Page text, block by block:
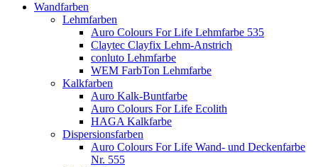
Wandfarben
Lehmfarben
Auro Colours For Life Lehmfarbe 535
Claytec Clayfix Lehm-Anstrich
conluto Lehmfarbe
WEM FarbTon Lehmfarbe
Kalkfarben
Auro Kalk-Buntfarbe
Auro Colours For Life Ecolith
HAGA Kalkfarbe
Dispersionsfarben
Auro Colours For Life Wand- und Deckenfarbe
Nr. 555